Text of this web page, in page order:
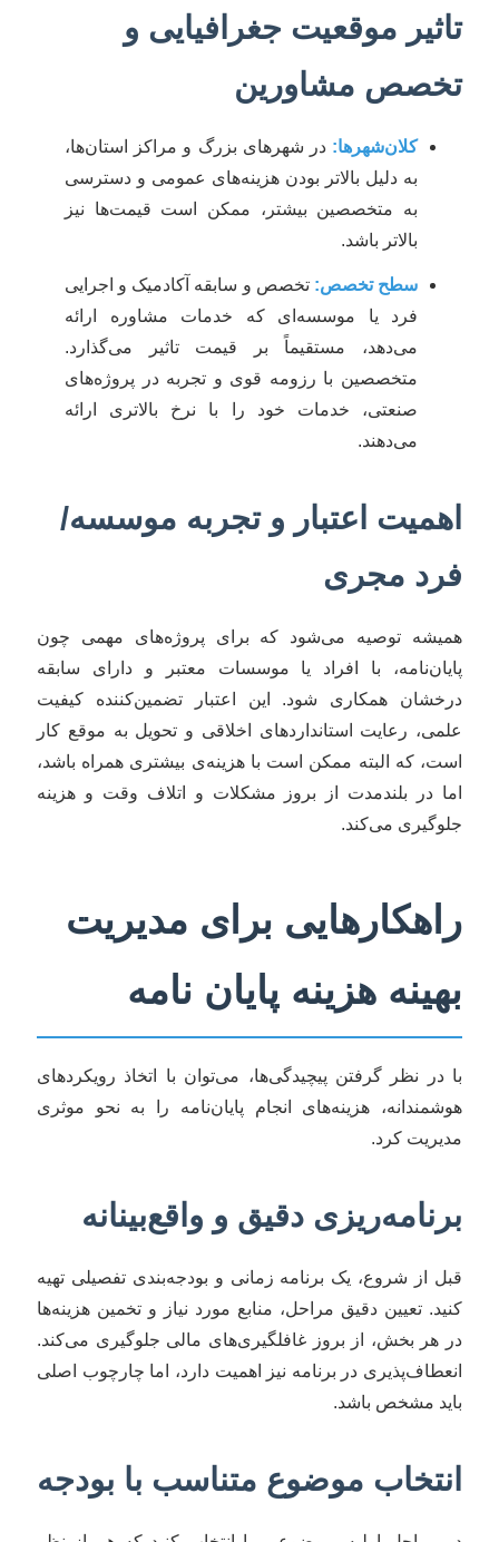
تاثیر موقعیت جغرافیایی و
تخصص مشاورین
کلان‌شهرها: در شهرهای بزرگ و مراکز استان‌ها،
به دلیل بالاتر بودن هزینه‌های عمومی و دسترسی
به متخصصین بیشتر، ممکن است قیمت‌ها نیز
بالاتر باشد.
سطح تخصص: تخصص و سابقه آکادمیک و اجرایی
فرد یا موسسه‌ای که خدمات مشاوره ارائه
می‌دهد، مستقیماً بر قیمت تاثیر می‌گذارد.
متخصصین با رزومه قوی و تجربه در پروژه‌های
صنعتی، خدمات خود را با نرخ بالاتری ارائه
می‌دهند.
اهمیت اعتبار و تجربه موسسه/
فرد مجری
همیشه توصیه می‌شود که برای پروژه‌های مهمی چون
پایان‌نامه، با افراد یا موسسات معتبر و دارای سابقه
درخشان همکاری شود. این اعتبار تضمین‌کننده کیفیت
علمی، رعایت استانداردهای اخلاقی و تحویل به موقع کار
است، که البته ممکن است با هزینه‌ی بیشتری همراه باشد،
اما در بلندمدت از بروز مشکلات و اتلاف وقت و هزینه
جلوگیری می‌کند.
راهکارهایی برای مدیریت
بهینه هزینه پایان نامه
با در نظر گرفتن پیچیدگی‌ها، می‌توان با اتخاذ رویکردهای
هوشمندانه، هزینه‌های انجام پایان‌نامه را به نحو موثری
مدیریت کرد.
برنامه‌ریزی دقیق و واقع‌بینانه
قبل از شروع، یک برنامه زمانی و بودجه‌بندی تفصیلی تهیه
کنید. تعیین دقیق مراحل، منابع مورد نیاز و تخمین هزینه‌ها
در هر بخش، از بروز غافلگیری‌های مالی جلوگیری می‌کند.
انعطاف‌پذیری در برنامه نیز اهمیت دارد، اما چارچوب اصلی
باید مشخص باشد.
انتخاب موضوع متناسب با بودجه